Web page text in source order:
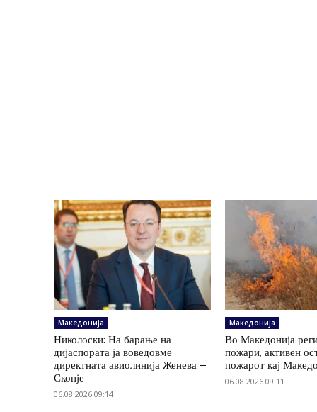
Македонија
Николоски: На барање на
дијаспората ја воведовме
директната авиолинија Женева –
Скопје
06.08.2026 09:14
Македонија
Во Македонија
пожари, активен
пожарот кај
06.08.2026 09:11